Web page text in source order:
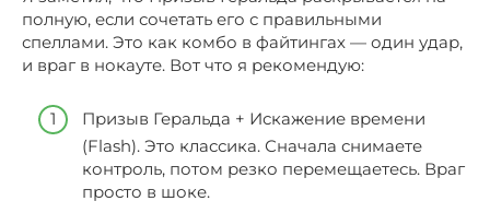
полную, если сочетать его с правильными
спеллами. Это как комбо в файтингах — один удар,
и враг в нокауте. Вот что я рекомендую:
Призыв Геральда + Искажение времени
(Flash). Это классика. Сначала снимаете
контроль, потом резко перемещаетесь. Враг
просто в шоке.